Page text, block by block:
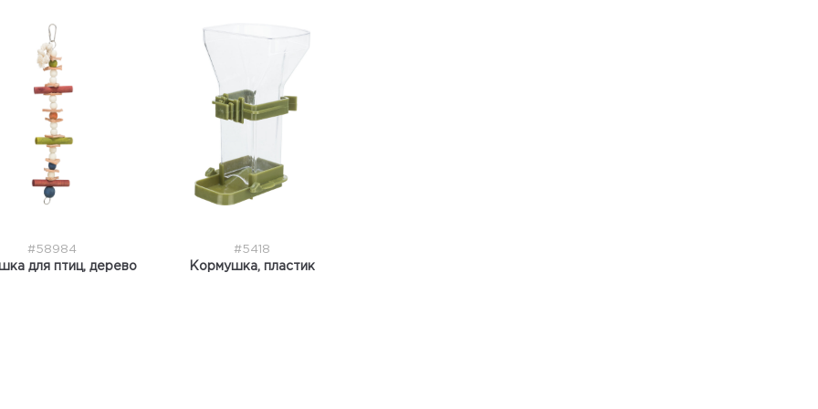
#58984
для птиц, дерево
#5418
Кормушка, пластик